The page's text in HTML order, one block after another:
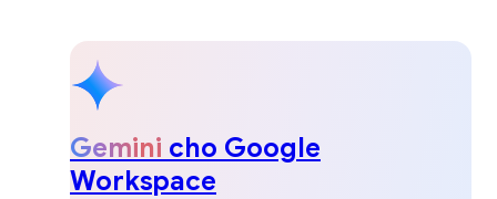
Gemini cho Google
Workspace